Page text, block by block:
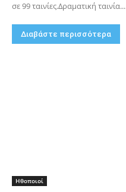
σε 99 ταινίες.Δραματική ταινία...
Διαβάστε περισσότερα
Hθοποιοί